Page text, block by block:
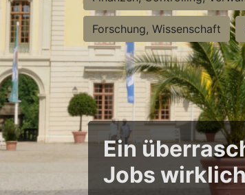
Forschung, Wissenschaft
Ein
Jobs